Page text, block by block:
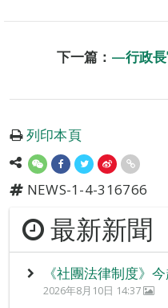
下一篇： —行政長
列印本頁
NEWS-1-4-316766
最新新聞
《社團法律制度》
2026年8月10日 14:37